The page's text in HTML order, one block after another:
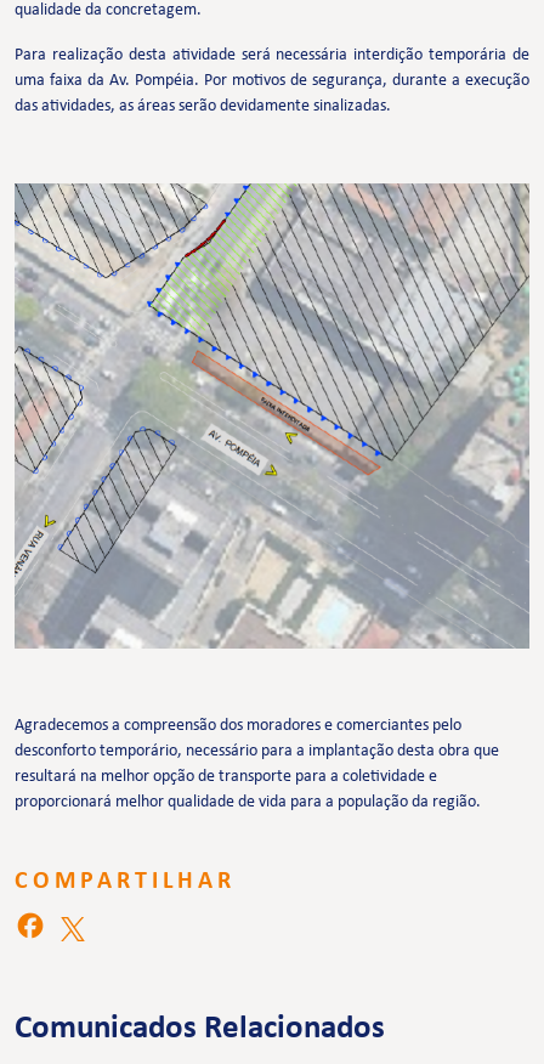
qualidade da concretagem.
Para realização desta atividade será necessária interdição temporária de
uma faixa da Av. Pompéia. Por motivos de segurança, durante a execução
das atividades, as áreas serão devidamente sinalizadas.
Agradecemos a compreensão dos moradores e comerciantes pelo
desconforto temporário, necessário para a implantação desta obra que
resultará na melhor opção de transporte para a coletividade e
proporcionará melhor qualidade de vida para a população da região.
COMPARTILHAR
Comunicados Relacionados